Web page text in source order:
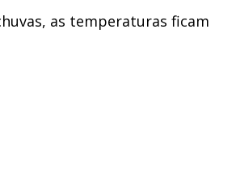
as temperaturas ficam